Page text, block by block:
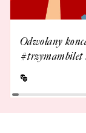
Odwołany
#trzymambilet